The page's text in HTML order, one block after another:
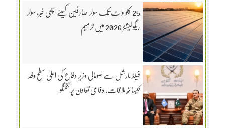
25 کلو واٹ تک سولر صارفین کیلئے اچھی خبر، سولر
ریگولیشنز 2026 میں ترمیم
فیلڈ مارشل سے صومالی وزیر دفاع کی اعلیٰ سطح وفد
کیساتھ ملاقات، دفاعی تعاون پر گفتگو